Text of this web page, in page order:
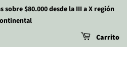
sobre $80.000 desde la III a X región
Carrito